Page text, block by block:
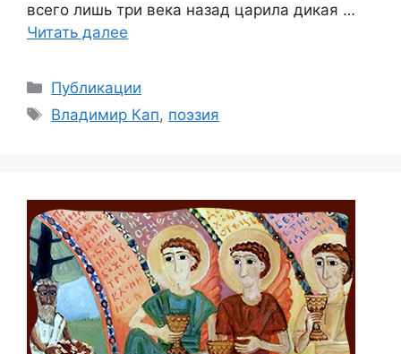
всего лишь три века назад царила дикая …
Читать далее
Рубрики
Публикации
Метки
Владимир Кап, поэзия